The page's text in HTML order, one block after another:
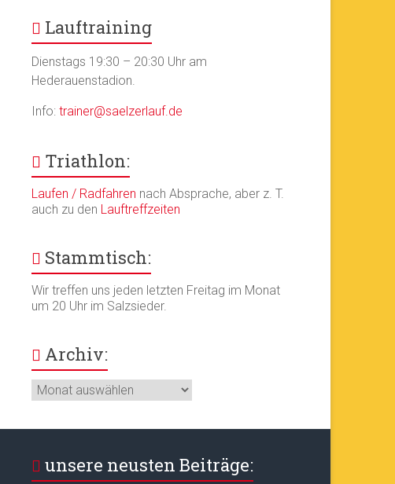
Lauftraining
Dienstags 19:30 – 20:30 Uhr am
Hederauenstadion.
Info:trainer@saelzerlauf.de
Triathlon:
Laufen / Radfahren nach Absprache, aber z. T.
auch zu den Lauftreffzeiten
Stammtisch:
Wir treffen uns jeden letzten Freitag im Monat
um 20 Uhr im Salzsieder.
Archiv:
Archiv:
unsere neusten Beiträge: